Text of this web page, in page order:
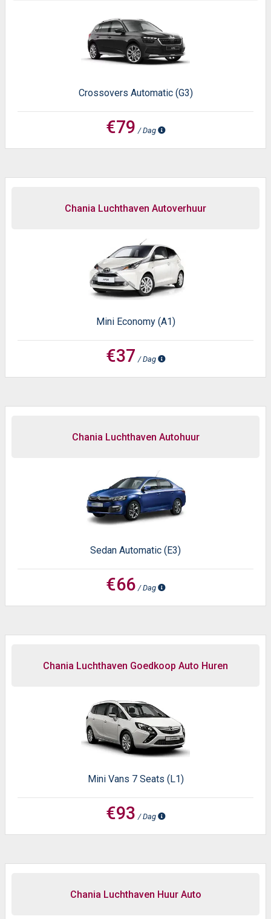
Crossovers Automatic (G3)
€79 / Dag
Chania Luchthaven Autoverhuur
Mini Economy (A1)
€37 / Dag
Chania Luchthaven Autohuur
Sedan Automatic (E3)
€66 / Dag
Chania Luchthaven Goedkoop Auto Huren
Mini Vans 7 Seats (L1)
€93 / Dag
Chania Luchthaven Huur Auto